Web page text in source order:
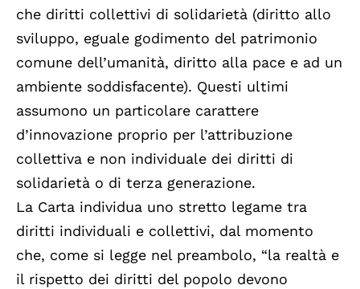
che diritti collettivi di solidarietà (diritto allo
sviluppo, eguale godimento del patrimonio
comune dell’umanità, diritto alla pace e ad un
ambiente soddisfacente). Questi ultimi
assumono un particolare carattere
d’innovazione proprio per l’attribuzione
collettiva e non individuale dei diritti di
solidarietà o di terza generazione.
La Carta individua uno stretto legame tra
diritti individuali e collettivi, dal momento
che, come si legge nel preambolo, “la realtà e
il rispetto dei diritti del popolo devono